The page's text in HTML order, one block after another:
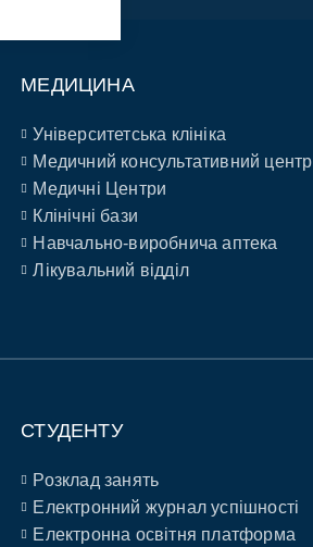
МЕДИЦИНА
Університетська клініка
Медичний консультативний центр
Медичні Центри
Клінічні бази
Навчально-виробнича аптека
Лікувальний відділ
СТУДЕНТУ
Розклад занять
Електронний журнал успішності
Електронна освітня платформа